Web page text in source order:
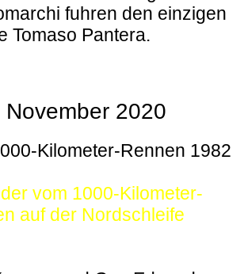
fuhren den einzigen
Tomaso Pantera.
November 2020
Kilometer-Rennen 1982
vom 1000-Kilometer-
auf der Nordschleife